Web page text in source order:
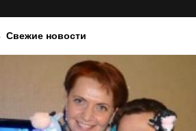
Свежие новости